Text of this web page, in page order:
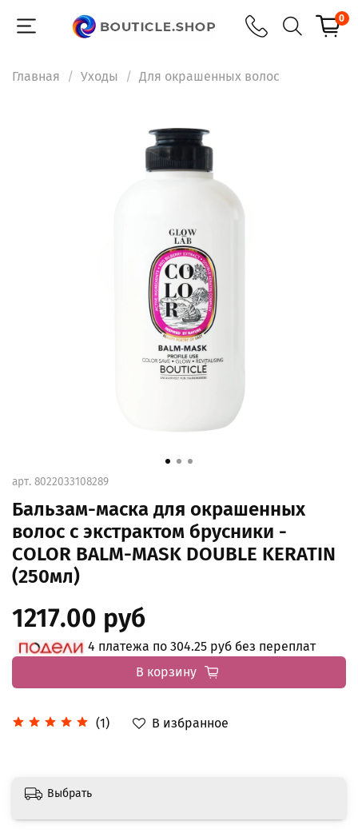
0
Главная Уходы Для окрашенных волос
арт. 8022033108289
Бальзам-маска для окрашенных
волос с экстрактом брусники -
COLOR BALM-MASK DOUBLE KERATIN
(250мл)
(1) В избранное
1217.00 руб
4 платежа по 304.25 руб без переплат
В корзину
Выбрать